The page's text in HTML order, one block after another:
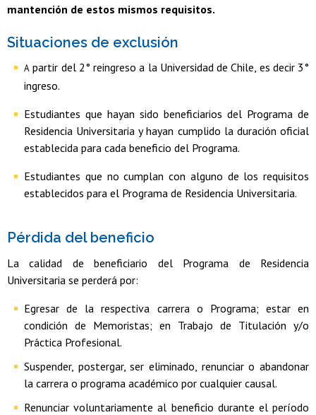
mantención de estos mismos requisitos.
Situaciones de exclusión
A partir del 2° reingreso a la Universidad de Chile, es decir 3°
ingreso.
Estudiantes que hayan sido beneficiarios del Programa de
Residencia Universitaria y hayan cumplido la duración oficial
establecida para cada beneficio del Programa.
Estudiantes que no cumplan con alguno de los requisitos
establecidos para el Programa de Residencia Universitaria.
Pérdida del beneficio
La calidad de beneficiario del Programa de Residencia
Universitaria se perderá por:
Egresar de la respectiva carrera o Programa; estar en
condición de Memoristas; en Trabajo de Titulación y/o
Práctica Profesional.
Suspender, postergar, ser eliminado, renunciar o abandonar
la carrera o programa académico por cualquier causal.
Renunciar voluntariamente al beneficio durante el período